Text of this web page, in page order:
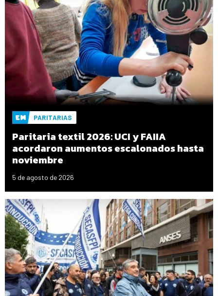
PARITARIAS
Paritaria textil 2026: UCI y FAIIA
acordaron aumentos escalonados hasta
noviembre
5 de agosto de 2026